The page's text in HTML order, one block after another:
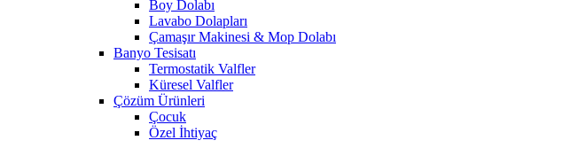
Boy Dolabı
Lavabo Dolapları
Çamaşır Makinesi & Mop Dolabı
Banyo Tesisatı
Termostatik Valfler
Küresel Valfler
Çözüm Ürünleri
Çocuk
Özel İhtiyaç